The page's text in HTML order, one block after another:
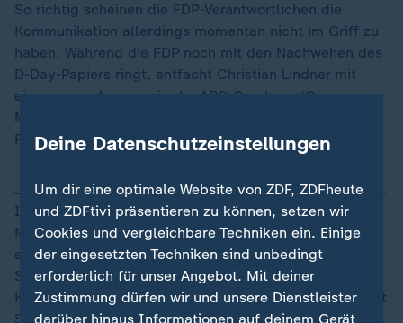
So richtig scheinen die FDP-Verantwortlichen die
Kommunikation allerdings momentan nicht im Griff zu
haben. Während die FDP noch mit den Nachwehen des
D-Day-Papiers ringt, entfacht Christian Lindner mit
einer neuen Aussage in der ARD-Sendung "Caren
Miosga" neue Kontroversen. Er forderte, die deutsche
Politik solle "mehr Musk und Milei wagen".
Javier Milei ist der amtierende argentinische Präsident.
In seiner bisherigen Amtszeit hat er die Zahl der
Ministerien halbiert, Zehntausende Staatsbeamte
entlassen, Renten gekürzt und Geld für
Suppenküchen, Universitätspersonal und
Kulturprogramme eingespart. Elon Muskist demnächst
Sonderberater des künftigen US-PräsidentenDonald
Deine Datenschutzeinstellungen
Um dir eine optimale Website von ZDF, ZDFheute
und ZDFtivi präsentieren zu können, setzen wir
Cookies und vergleichbare Techniken ein. Einige
der eingesetzten Techniken sind unbedingt
erforderlich für unser Angebot. Mit deiner
Zustimmung dürfen wir und unsere Dienstleister
darüber hinaus Informationen auf deinem Gerät